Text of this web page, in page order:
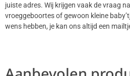
juiste adres. Wij krijgen vaak de vraag
vroeggeboortes of gewoon kleine
wens hebben, je kan ons altijd een